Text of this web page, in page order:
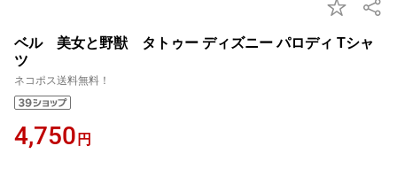
ベル 美女と野獣 タトゥー ディズニー パロディ Tシャ
ツ
ネコポス送料無料！
4,750 円